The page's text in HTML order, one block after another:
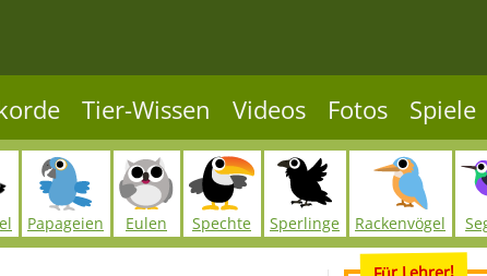
Tier-Wissen Videos Fotos Spiele
Papageien Eulen Spechte Sperlinge Rackenvögel